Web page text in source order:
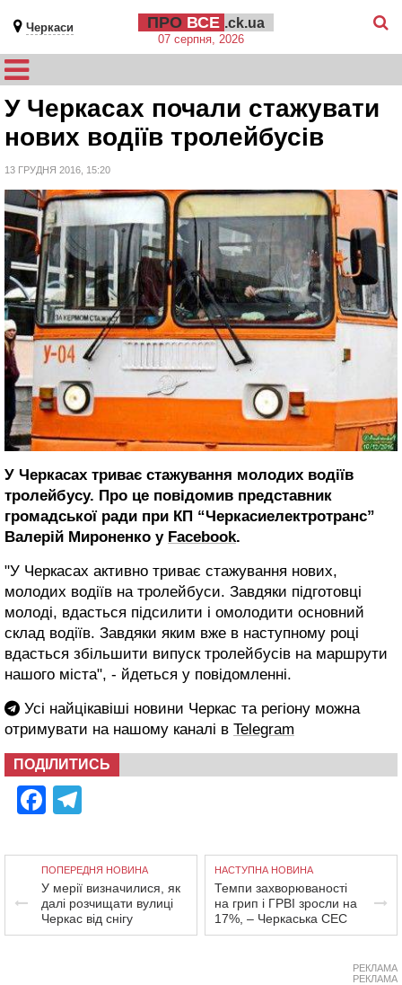
Черкаси ПРО ВСЕ .ck.ua
07 серпня, 2026
У Черкасах почали стажувати
нових водіїв тролейбусів
13 ГРУДНЯ 2016, 15:20
У Черкасах триває стажування молодих водіїв
тролейбусу. Про це повідомив представник
громадської ради при КП “Черкасиелектротранс”
Валерій Мироненко у Facebook.
"У Черкасах активно триває стажування нових,
молодих водіїв на тролейбуси. Завдяки підготовці
молоді, вдасться підсилити і омолодити основний
склад водіїв. Завдяки яким вже в наступному році
вдасться збільшити випуск тролейбусів на маршрути
нашого міста", - йдеться у повідомленні.
Усі найцікавіші новини Черкас та регіону можна
отримувати на нашому каналі в Telegram
ПОДІЛИТИСЬ
Facebook
ПОПЕРЕДНЯ НОВИНА
У мерії визначилися, як
далі розчищати вулиці
Черкас від снігу
НАСТУПНА НОВИНА
Темпи захворюваності
на грип і ГРВІ зросли на
17%, – Черкаська СЕС
РЕКЛАМА
РЕКЛАМА